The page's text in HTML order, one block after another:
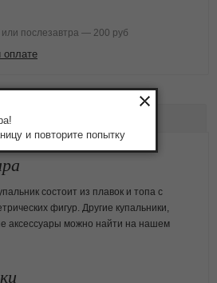
послезавтра — 200 руб
оплате
Доставка
состоит из плавок и топа с
фигур. Другие купальники,
аксессуары можно найти на нашем
и повторите попытку